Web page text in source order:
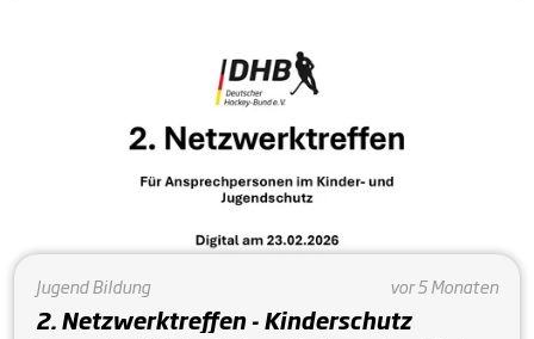
JugendBildung vor 5 Monaten
2. Netzwerktreffen - Kinderschutz